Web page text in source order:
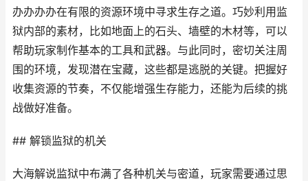
办办办办在有限的资源环境中寻求生存之道。巧妙利用监
狱内部的素材，比如地面上的石头、墙壁的木材等，可以
帮助玩家制作基本的工具和武器。与此同时，密切关注周
围的环境，发现潜在宝藏，这些都是逃脱的关键。把握好
收集资源的节奏，不仅能增强生存能力，还能为后续的挑
战做好准备。
## 解锁监狱的机关
大海解说监狱中布满了各种机关与密道，玩家需要通过思